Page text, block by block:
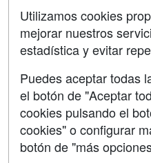
Contactar
Confidencialidad
Copyleft
Utilizamos cookies
mejorar nuestros
estadística y evitar
Puedes aceptar todas
el botón de "Aceptar
cookies pulsando el
cookies" o configurar
botón de "más